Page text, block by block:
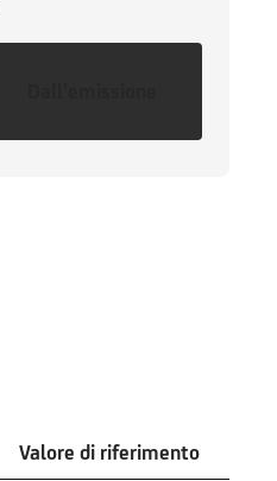
Valore di riferimento